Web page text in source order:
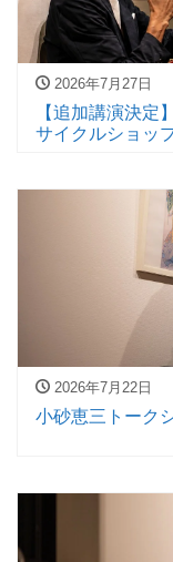
2026年7月27日
【追加講演決定
サイクルショッ
2026年7月22日
小砂恵三トーク